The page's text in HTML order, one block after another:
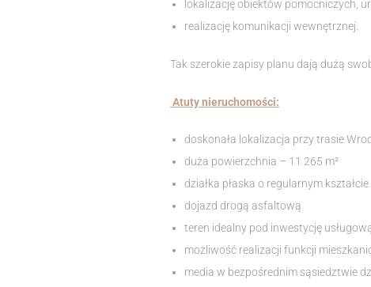
lokalizację obiektów pomocniczych,
realizację komunikacji wewnętrznej.
Tak szerokie zapisy planu dają dużą
Atuty nieruchomości:
doskonała lokalizacja przy trasie
duża powierzchnia – 11 265 m²
działka płaska o regularnym kształcie
dojazd drogą asfaltową
teren idealny pod inwestycję
możliwość realizacji funkcji
media w bezpośrednim sąsiedztwie